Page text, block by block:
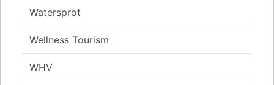
Watersprot
Wellness Tourism
WHV